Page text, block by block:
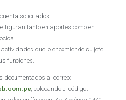
solicitados.
figuran tanto en aportes como en
que le encomiende su jefe
funciones.
documentados al correo:
, colocando el código: